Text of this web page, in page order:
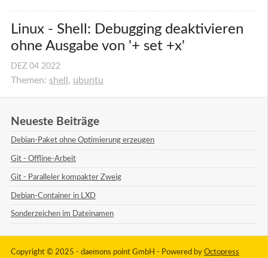
Linux - Shell: Debugging deaktivieren
ohne Ausgabe von '+ set +x'
DEZ 04 2022
Themen: shell , ubuntu
Neueste Beiträge
Debian-Paket ohne Optimierung erzeugen
Git - Offline-Arbeit
Git - Paralleler kompakter Zweig
Debian-Container in LXD
Sonderzeichen im Dateinamen
Copyright © 2025 - daemons point GmbH - Powered by Octopress